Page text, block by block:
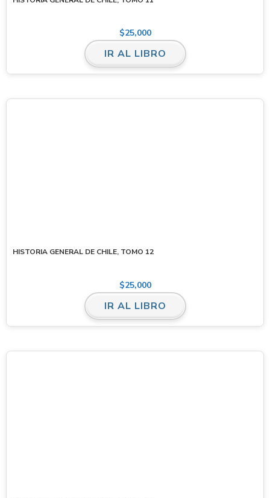
$25,000
IR AL LIBRO
HISTORIA GENERAL DE CHILE, TOMO 12
$25,000
IR AL LIBRO